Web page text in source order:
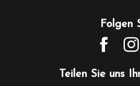
Folgen
Teilen Sie uns